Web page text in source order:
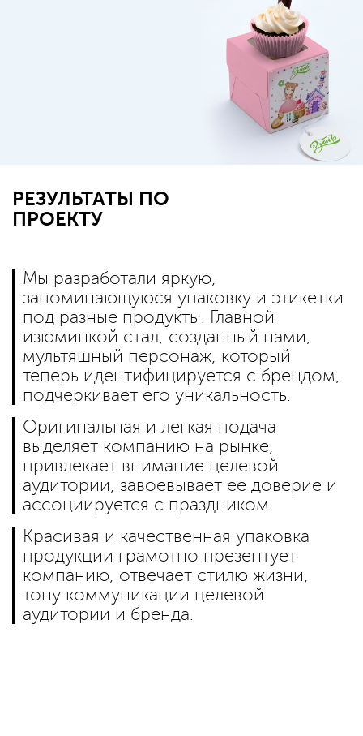
РЕЗУЛЬТАТЫ ПО
ПРОЕКТУ
Мы разработали яркую,
запоминающуюся упаковку и этикетки
под разные продукты. Главной
изюминкой стал, созданный нами,
мультяшный персонаж, который
теперь идентифицируется с брендом,
подчеркивает его уникальность.
Оригинальная и легкая подача
выделяет компанию на рынке,
привлекает внимание целевой
аудитории, завоевывает ее доверие и
ассоциируется с праздником.
Красивая и качественная упаковка
продукции грамотно презентует
компанию, отвечает стилю жизни,
тону коммуникации целевой
аудитории и бренда.